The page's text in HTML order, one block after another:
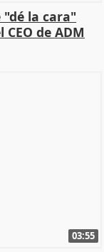
la cara"
de ADM
03:55